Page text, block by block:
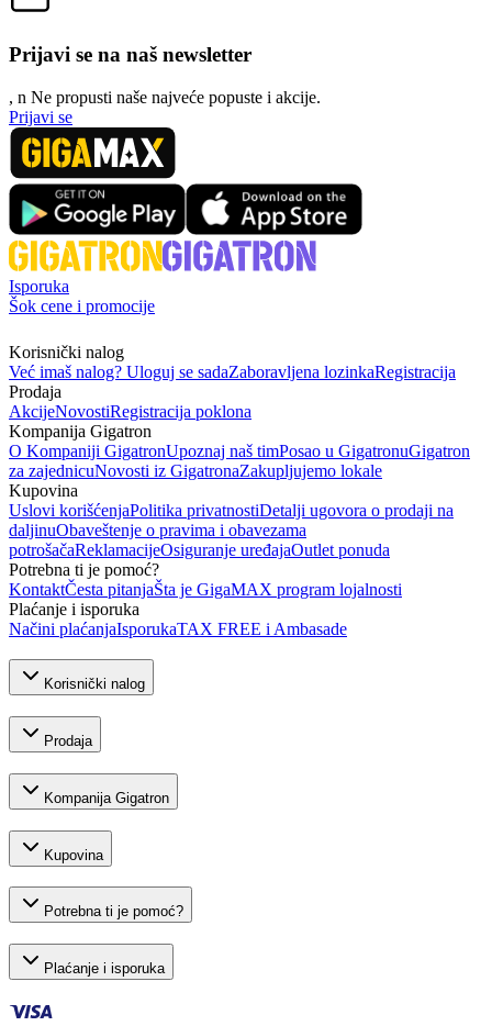
Prijavi se na naš newsletter
, n Ne propusti naše najveće popuste i akcije.
Prijavi se
Isporuka
Šok cene i promocije
Korisnički nalog
Već imaš nalog? Uloguj se sadaZaboravljena lozinkaRegistracija
Prodaja
AkcijeNovostiRegistracija poklona
Kompanija Gigatron
O Kompaniji GigatronUpoznaj naš timPosao u GigatronuGigatron
za zajednicuNovosti iz GigatronaZakupljujemo lokale
Kupovina
Uslovi korišćenjaPolitika privatnostiDetalji ugovora o prodaji na
daljinuObaveštenje o pravima i obavezama
potrošačaReklamacijeOsiguranje uređajaOutlet ponuda
Potrebna ti je pomoć?
KontaktČesta pitanjaŠta je GigaMAX program lojalnosti
Plaćanje i isporuka
Načini plaćanjaIsporukaTAX FREE i Ambasade
Korisnički nalog
Prodaja
Kompanija Gigatron
Kupovina
Potrebna ti je pomoć?
Plaćanje i isporuka